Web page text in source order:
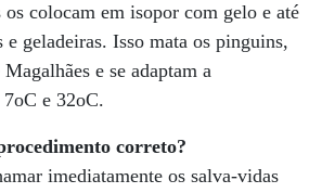
os colocam em isopor com gelo e até
e geladeiras. Isso mata os pinguins,
e se adaptam a
e 32oC.
correto?
imediatamente os salva-vidas